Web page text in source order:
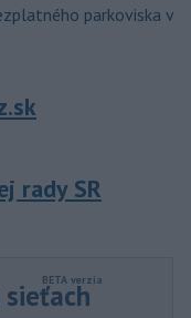
parkoviska v
rady SR